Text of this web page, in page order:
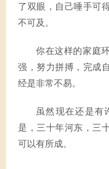
了双眼，自己唾手可
不可及。
你在这样的家庭
强，努力拼搏，完成
经是非常不易。
虽然现在还是有
是，三十年河东，三
可以有所成。